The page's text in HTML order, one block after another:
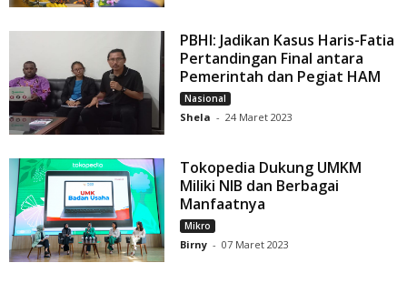
PBHI: Jadikan Kasus Haris-Fatia
Pertandingan Final antara
Pemerintah dan Pegiat HAM
Nasional
Shela - 24 Maret 2023
Tokopedia Dukung UMKM
Miliki NIB dan Berbagai
Manfaatnya
Mikro
Birny - 07 Maret 2023